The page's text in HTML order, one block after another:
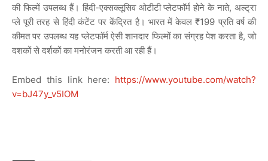
की फिल्में उपलब्ध हैं। हिंदी-एक्सक्लूसिव ओटीटी प्लेटफॉर्म होने के नाते,अल्ट्रा
प्ले पूरी तरह से हिंदी कंटेंट पर केंद्रित है। भारत में केवल ₹199 प्रति वर्ष की
कीमत पर उपलब्ध यह प्लेटफॉर्म ऐसी शानदार फिल्मों का संग्रह पेश करता है,जो
दशकों से दर्शकों का मनोरंजन करती आ रही हैं।
Embed this link here: https://www.youtube.com/watch?
v=bJ47y_v5IOM